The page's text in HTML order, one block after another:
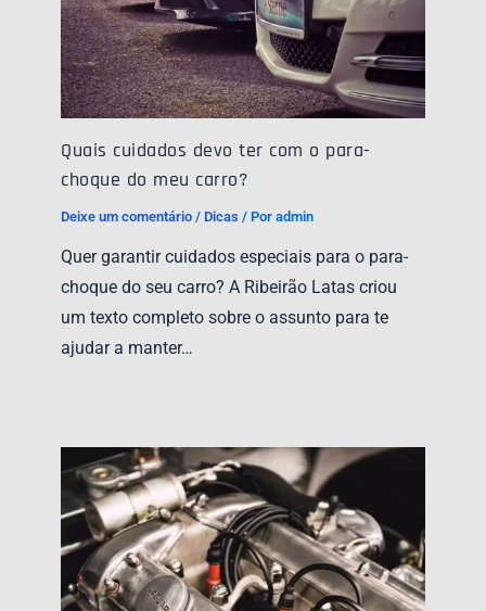
Quais cuidados devo ter com o para-
choque do meu carro?
Deixe um comentário / Dicas / Por admin
Quer garantir cuidados especiais para o para-
choque do seu carro? A Ribeirão Latas criou
um texto completo sobre o assunto para te
ajudar a manter…